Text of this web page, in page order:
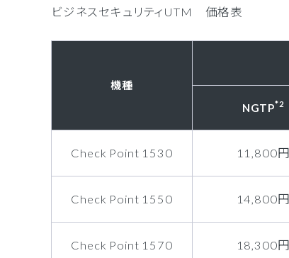
ビジネスセキュリティUTM 価格表
機種
NGTP*2
Check Point 1530 11,800円
Check Point 1550 14,800円
Check Point 1570 18,300円